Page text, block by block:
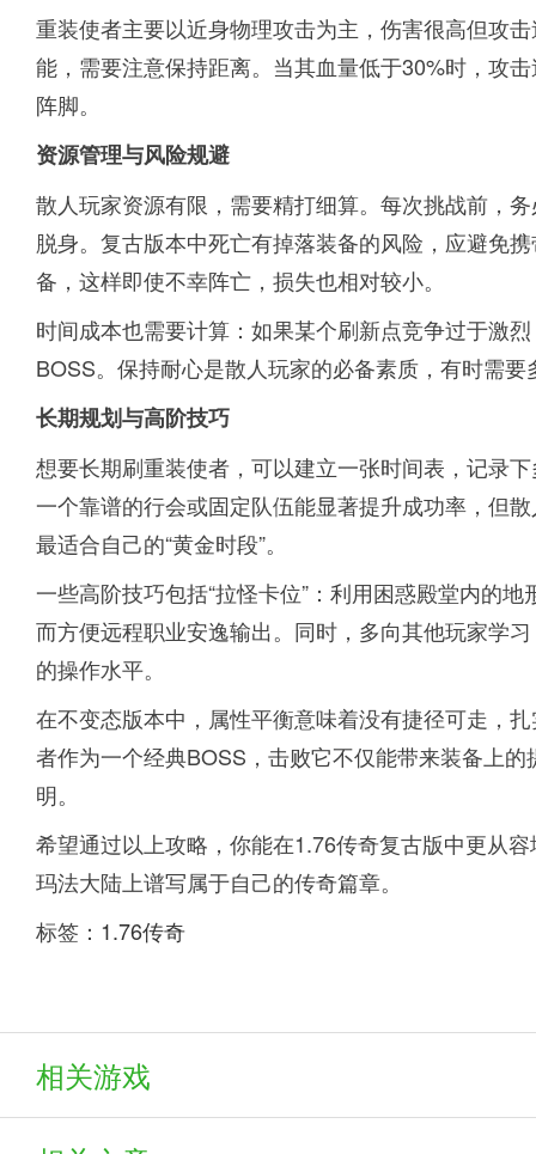
重装使者主要以近身物理攻击为主，伤害很高但攻
能，需要注意保持距离。当其血量低于30%时，攻
阵脚。
资源管理与风险规避
散人玩家资源有限，需要精打细算。每次挑战前，
脱身。复古版本中死亡有掉落装备的风险，应避免
备，这样即使不幸阵亡，损失也相对较小。
时间成本也需要计算：如果某个刷新点竞争过于激
BOSS。保持耐心是散人玩家的必备素质，有时需
长期规划与高阶技巧
想要长期刷重装使者，可以建立一张时间表，记录
一个靠谱的行会或固定队伍能显著提升成功率，但
最适合自己的“黄金时段”。
一些高阶技巧包括“拉怪卡位”：利用困惑殿堂内的
而方便远程职业安逸输出。同时，多向其他玩家学
的操作水平。
在不变态版本中，属性平衡意味着没有捷径可走，
者作为一个经典BOSS，击败它不仅能带来装备上
明。
希望通过以上攻略，你能在1.76传奇复古版中更从
玛法大陆上谱写属于自己的传奇篇章。
标签： 1.76传奇
相关游戏